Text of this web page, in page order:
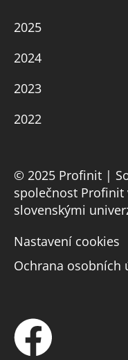
2025
2024
2023
2022
© 2025 Profinit |
společnost Profinit
slovenskými
Nastavení cookies
Ochrana osobních